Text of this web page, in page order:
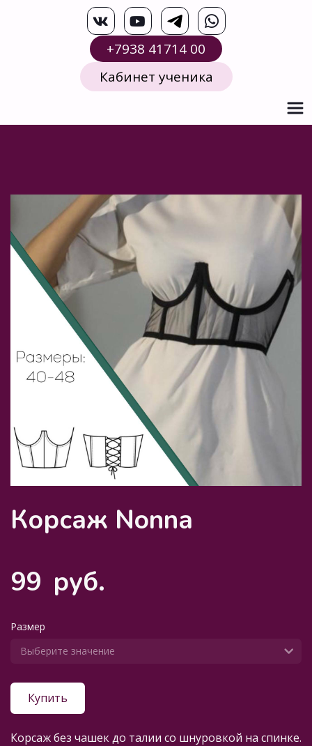
+7938 41714 00
Кабинет ученика
Корсаж Nonna
99 руб.
Размер
Купить
Корсаж без чашек до талии со шнуровкой на спинке.